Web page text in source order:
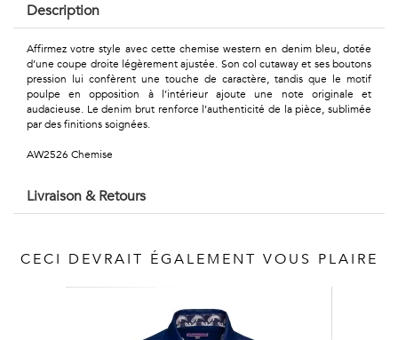
Urbain
Pop
Voyages
Vintage
tout
Description
Affirmez votre style avec cette chemise western en denim bleu, dotée
d’une coupe droite légèrement ajustée. Son col cutaway et ses boutons
pression lui confèrent une touche de caractère, tandis que le motif
poulpe en opposition à l’intérieur ajoute une note originale et
audacieuse. Le denim brut renforce l’authenticité de la pièce, sublimée
par des finitions soignées.
AW2526 Chemise
Livraison & Retours
CECI DEVRAIT ÉGALEMENT VOUS PLAIRE